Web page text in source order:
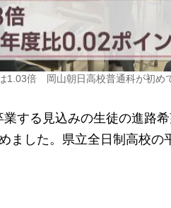
1.03倍 岡山朝日高校普通科が初
する見込みの生徒の進路
ました。県立全日制高校の